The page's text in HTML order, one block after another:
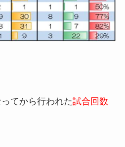
てから行われた試合回数